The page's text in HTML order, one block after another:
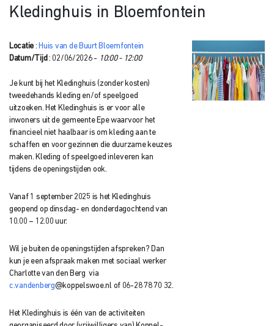
Kledinghuis in Bloemfontein
Locatie : Huis van de Buurt Bloemfontein
Datum/Tijd : 02/06/2026 - 10:00 - 12:00
Je kunt bij het Kledinghuis (zonder kosten)
tweedehands kleding en/of speelgoed
uitzoeken. Het Kledinghuis is er voor alle
inwoners uit de gemeente Epe waarvoor het
financieel niet haalbaar is om kleding aan te
schaffen en voor gezinnen die duurzame keuzes
maken. Kleding of speelgoed inleveren kan
tijdens de openingstijden ook.
Vanaf 1 september 2025 is het Kledinghuis
geopend op dinsdag- en donderdagochtend van
10.00 – 12.00 uur.
Wil je buiten de openingstijden afspreken? Dan
kun je een afspraak maken met sociaal werker
Charlotte van den Bergvia
c.vandenberg@koppelswoe.nl of 06-28 78 70 32.
Het Kledinghuis is één van de activiteiten